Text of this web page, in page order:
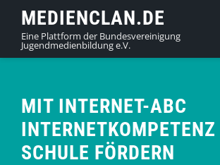
content
MEDIENCLAN.DE
Eine Plattform der Bundesvereinigung
Jugendmedienbildung e.V.
MIT INTERNET-ABC
SCHULE FÖRDERN